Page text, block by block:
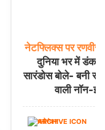
नेटफ्लिक्स पर रणवीर
दुनिया भर में
सारंडोस बोले- बनी
वाली नॉन-
मनोरंजन